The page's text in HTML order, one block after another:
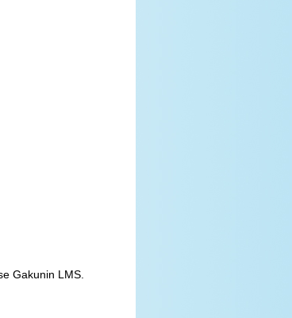
Gakunin LMS.